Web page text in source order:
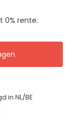
0% rente.
in NL/BE